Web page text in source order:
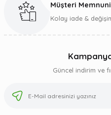
Müşteri
Kolay iade &
Güncel indirim ve